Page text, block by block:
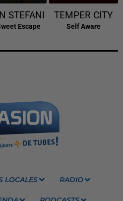
STEFANI
Escape
TEMPER CITY
Self Aware
LOCALES RADIO